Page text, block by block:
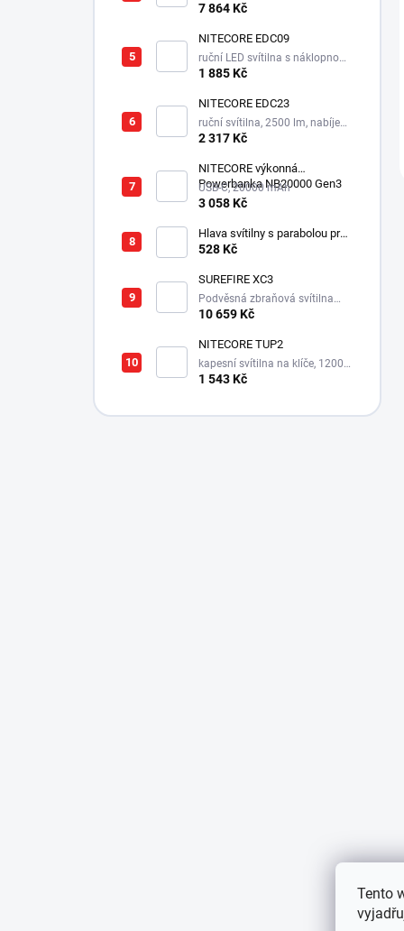
Tento
1xSL-B9 nabíjecí aku.
7 864 Kč
NITECORE EDC09
ruční LED svítilna s náklopnou
hlavou, 3 odstíny bílé,
1 885 Kč
NITECORE EDC23
ruční svítilna, 2500 lm, nabíjecí
USB-C, integrovaný aku 1500
2 317 Kč
NITECORE výkonná
Powerbanka NB20000 Gen3
USB-C, 20000 mAh
3 058 Kč
Hlava svítilny s parabolou pro
Survivor LED XPE
528 Kč
SUREFIRE XC3
Podvěsná zbraňová svítilna
550 lm s integrovanou montáží
10 659 Kč
NITECORE TUP2
kapesní svítilna na klíče, 1200
lm, 125 m
1 543 Kč